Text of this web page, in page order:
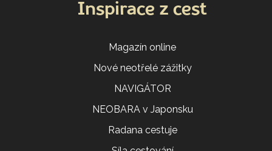
Inspirace z cest
Magazín online
Nové neotřelé zážitky
NAVIGÁTOR
NEOBARA v Japonsku
Radana cestuje